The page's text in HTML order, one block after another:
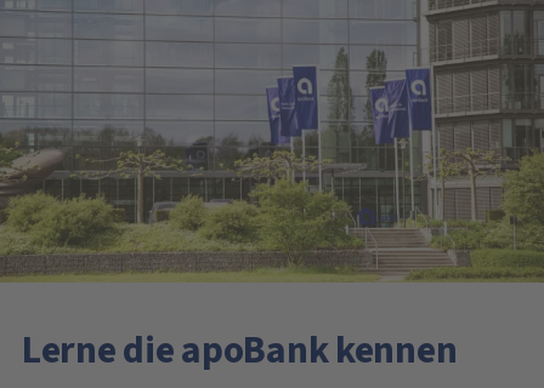
Lerne die apoBank kennen